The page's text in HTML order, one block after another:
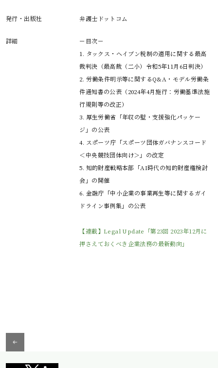
発行・出版社 弁護士ドットコム
詳細
－目次－
1. タックス・ヘイブン税制の適用に関する最高
裁判決（最高裁（二小）令和5年11月6日判決）
2. 労働条件明示等に関するQ&A・モデル労働条
件通知書の公表（2024年4月施行：労働基準法施
行規則等の改正）
3. 厚生労働省「年収の壁・支援強化パッケー
ジ」の公表
4. スポーツ庁「スポーツ団体ガバナンスコード
＜中央競技団体向け＞」の改定
5. 知的財産戦略本部「AI時代の知的財産権検討
会」の開催
6. 金融庁「中小企業の事業再生等に関するガイ
ドライン事例集」の公表
【連載】Legal Update「第23回 2023年12月に
押さえておくべき企業法務の最新動向」